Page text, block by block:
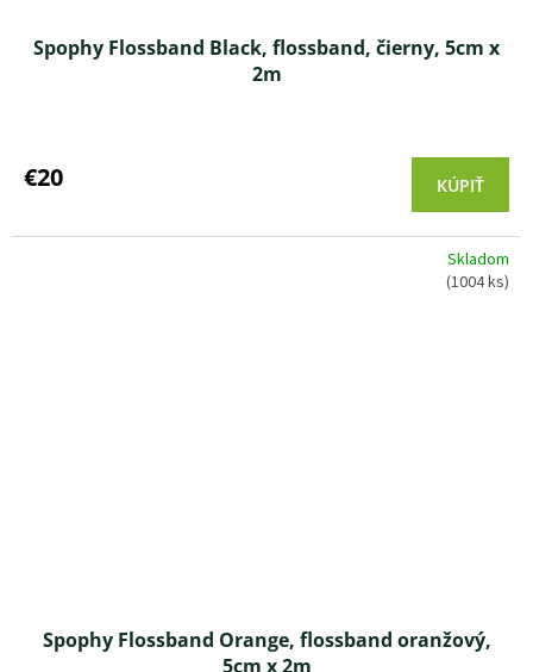
Spophy Flossband Black, flossband, čierny, 5cm x
2m
z 5
€20 KÚPIŤ
Skladom
(1004 ks)
Spophy Flossband Orange, flossband oranžový,
5cm x 2m